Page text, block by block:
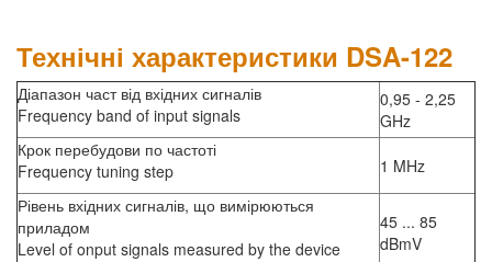
Технічні характеристики DSA-122
Діапазон част від вхідних сигналів
Frequency band of input signals
0,95 - 2,25
GHz
Крок перебудови по частоті
Frequency tuning step
1 MHz
Рівень вхідних сигналів, що вимірюються
приладом
Level of onput signals measured by the device
45 ... 85
dBmV